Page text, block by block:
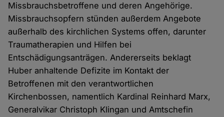
Missbrauchsbetroffene und deren Angehörige.
Missbrauchsopfern stünden außerdem Angebote
außerhalb des kirchlichen Systems offen, darunter
Traumatherapien und Hilfen bei
Entschädigungsanträgen. Andererseits beklagt
Huber anhaltende Defizite im Kontakt der
Betroffenen mit den verantwortlichen
Kirchenbossen, namentlich Kardinal Reinhard Marx,
Generalvikar Christoph Klingan und Amtschefin